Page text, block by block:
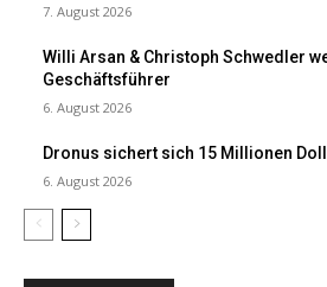
7. August 2026
Willi Arsan & Christoph Schwedler
Geschäftsführer
6. August 2026
Dronus sichert sich 15 Millionen
6. August 2026